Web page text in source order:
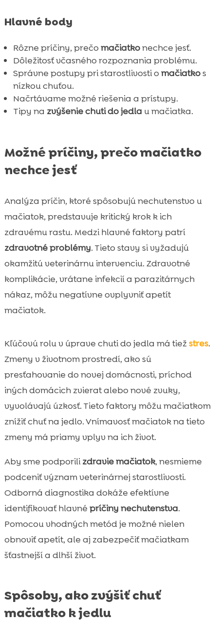
 Význam kvalitnej podstielky Purrfect Life
 Záver
FAQ
Hlavné body
Rôzne príčiny, prečo mačiatkonechce jesť.
Dôležitosť včasného rozpoznania problému.
Správne postupy pri starostlivosti o mačiatkos
nízkou chuťou.
Načrtávame možné riešenia a prístupy.
Tipy na zvýšenie chuti do jedla u mačiatka.
Možné príčiny, prečo mačiatko
nechce jesť
Analýza príčin, ktoré spôsobujú nechutenstvo u
mačiatok, predstavuje kritický krok k ich
zdravému rastu. Medzi hlavné faktory patrí
zdravotné problémy. Tieto stavy si vyžadujú
okamžitú veterinárnu intervenciu. Zdravotné
komplikácie, vrátane infekcií a parazitárnych
nákaz, môžu negatívne ovplyvniť apetít
mačiatok.
Kľúčovú rolu v úprave chuti do jedla má tiežstres.
Zmeny v životnom prostredí, ako sú
presťahovanie do novej domácnosti, príchod
iných domácich zvierat alebo nové zvuky,
vyvolávajú úzkosť. Tieto faktory môžu mačiatkom
znížiť chuť na jedlo. Vnímavosť mačiatok na tieto
zmeny má priamy vplyv na ich život.
Aby sme podporilizdravie mačiatok, nesmieme
podceniť význam veterinárnej starostlivosti.
Odborná diagnostika dokáže efektívne
identifikovať hlavné príčiny nechutenstva.
Pomocou vhodných metód je možné nielen
obnoviť apetít, ale aj zabezpečiť mačiatkam
šťastnejší a dlhší život.
Spôsoby, ako zvýšiť chuť
mačiatko k jedlu